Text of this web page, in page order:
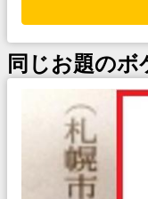
同じお題のボ